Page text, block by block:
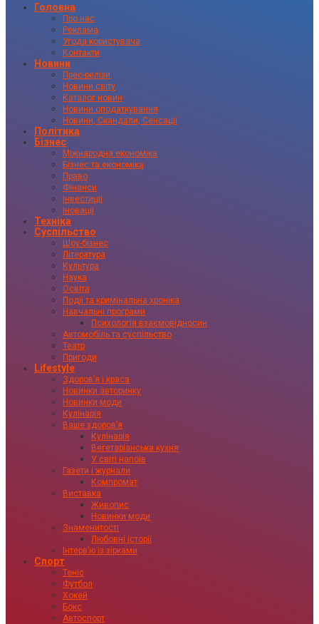
Головна
Про нас
Реклама
Угода користувача
Контакти
Новини
Прес-релізи
Новини світу
Каталог новин
Новини оподаткування
Новини, Скандали, Сенсації
Політика
Бізнес
Міжнародна економіка
Бізнес та економіка
Право
Фінанси
Інвестиції
Іновації
Техніка
Суспільство
Шоу-бізнес
Література
Культура
Наука
Освіта
Події та кримінальна хроніка
Навчальні програми
Психологія взаємовідносин
Автомобіль та суспільство
Театр
Пригоди
Lifestyle
Здоровʼя і краса
Новинки авторинку
Новинки моди
Кулінарія
Ваше здоровʼя
Кулінарія
Вегетаріанська кухня
У світі напоїв
Газети і журнали
Компромат
Виставка
Живопис
Новинки моди
Знаменитості
Любовні історії
Інтервʼю із зірками
Спорт
Теніс
Футбол
Хокей
Бокс
Автоспорт